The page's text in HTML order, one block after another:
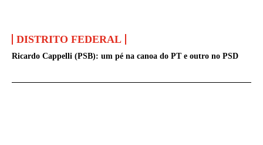
DISTRITO FEDERAL
Ricardo Cappelli (PSB): um pé na canoa do PT e outro no PSD